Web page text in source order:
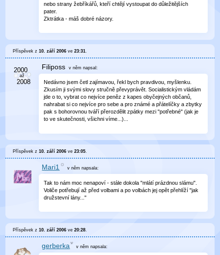
nebo strany žebříkářů, kteří chtějí vystoupat do důležitějších
pater.
Zktrátka - máš dobré názory.
Příspěvek z10. září 2006 ve23:31
Filiposs v něm napsal:
Nedávno jsem četl zajímavou, řekl bych pravdivou, myšlenku.
Zkusím ji svými slovy stručně převyprávět. Socialistickým vládám
jde o to, vybrat co nejvíce peněz z kapes obyčejných občanů,
nahrabat si co nejvíce pro sebe a pro známé a přátelíčky a zbytky
pak s bohorovnou tváří přerozdělit zpátky mezi "potřebné" (jak je
to ve skutečnosti, všichni víme...)...
Příspěvek z10. září 2006 ve23:05.
Mari1 v němnapsala:
Tak to nám moc nenapoví - stále dokola "mlátí prázdnou slámu".
Voliče potřebují až před volbami a po volbách jej opět přehlíží "jak
družstevní lány..."
Příspěvek z10. září 2006 ve20:28
gerberka v něm napsala: